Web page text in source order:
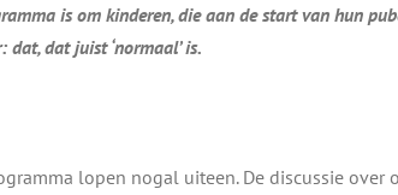
is om kinderen, die aan de start van hun
dat juist ‘normaal’ is.
lopen nogal uiteen. De discussie